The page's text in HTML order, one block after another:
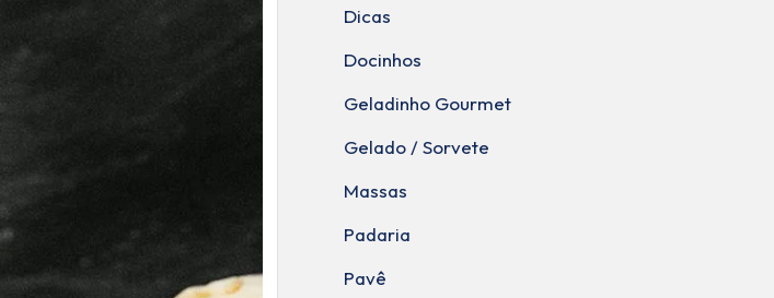
Dicas
Docinhos
Geladinho Gourmet
Gelado / Sorvete
Massas
Padaria
Pavê